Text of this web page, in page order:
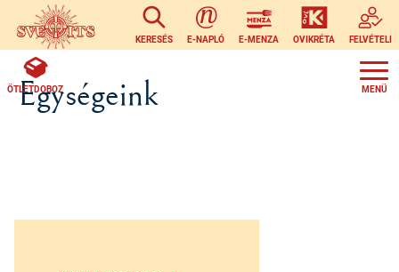
Ugrás a tartalomra
KERESÉS E-NAPLÓ E-MENZA OVIKRÉTA FELVÉTELI
ÖTLETDOBOZ
Egységeink